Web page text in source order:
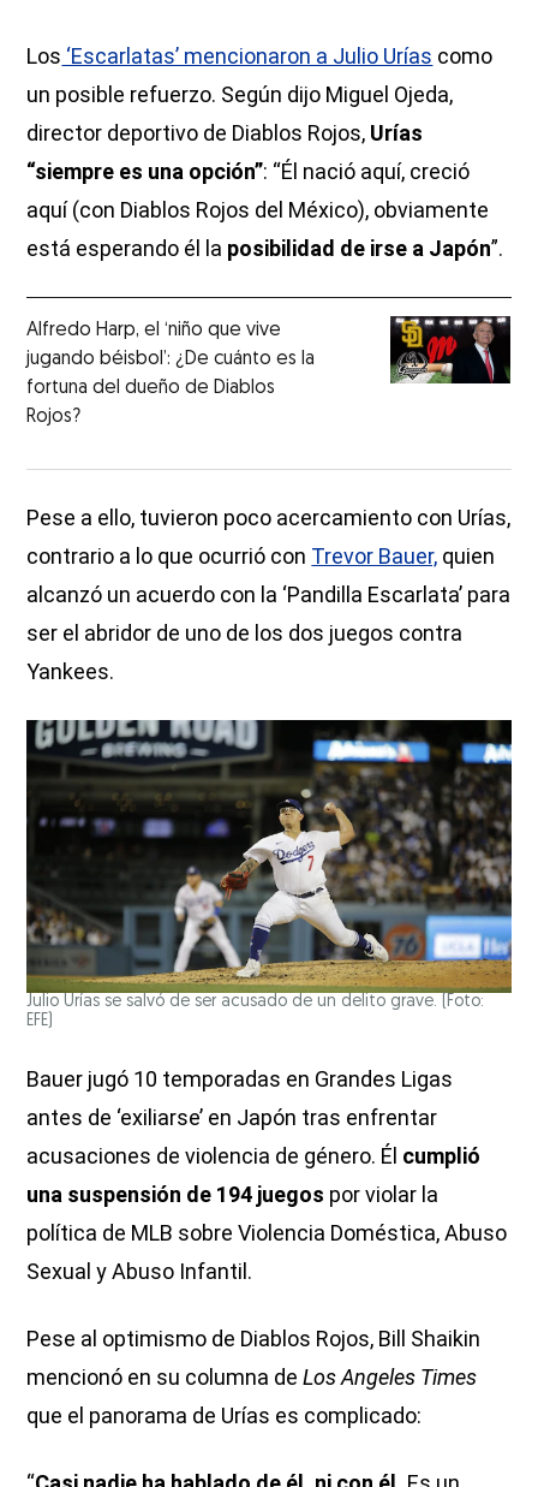
Los ‘Escarlatas’ mencionaron a Julio Urías como
un posible refuerzo. Según dijo Miguel Ojeda,
director deportivo de Diablos Rojos, Urías
“siempre es una opción”: “Él nació aquí, creció
aquí (con Diablos Rojos del México), obviamente
está esperando él la posibilidad de irse a Japón”.
Alfredo Harp, el ‘niño que vive
jugando béisbol’: ¿De cuánto es la
fortuna del dueño de Diablos
Rojos?
Pese a ello, tuvieron poco acercamiento con Urías,
contrario a lo que ocurrió con Trevor Bauer, quien
alcanzó un acuerdo con la ‘Pandilla Escarlata’ para
ser el abridor de uno de los dos juegos contra
Yankees.
Julio Urías se salvó de ser acusado de un delito grave. (Foto:
EFE)
Bauer jugó 10 temporadas en Grandes Ligas
antes de ‘exiliarse’ en Japón tras enfrentar
acusaciones de violencia de género. Él cumplió
una suspensión de 194 juegos por violar la
política de MLB sobre Violencia Doméstica, Abuso
Sexual y Abuso Infantil.
Pese al optimismo de Diablos Rojos, Bill Shaikin
mencionó en su columna deLos Angeles Times
que el panorama de Urías es complicado: